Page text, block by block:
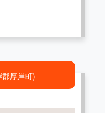
郡厚岸町)